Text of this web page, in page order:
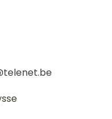
telenet.be